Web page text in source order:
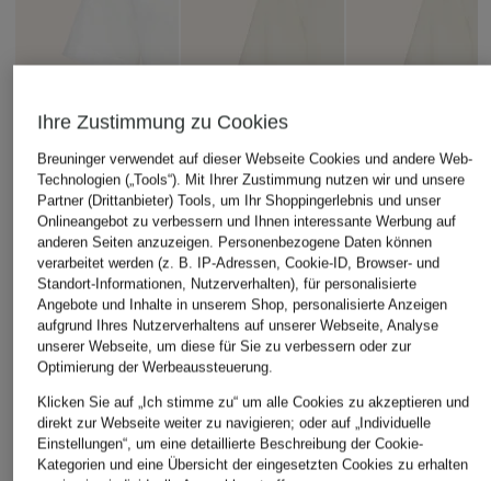
BURBERRY
T-Shirt
390 €
+Aktionsrabatt
AMI PARIS
+Aktionsrabatt
AMI PARIS
Ihre Zustimmung zu Cookies
Breuninger verwendet auf dieser Webseite Cookies und andere Web-
Technologien („Tools“). Mit Ihrer Zustimmung nutzen wir und unsere
Partner (Drittanbieter) Tools, um Ihr Shoppingerlebnis und unser
Onlineangebot zu verbessern und Ihnen interessante Werbung auf
anderen Seiten anzuzeigen. Personenbezogene Daten können
verarbeitet werden (z. B. IP-Adressen, Cookie-ID, Browser- und
Standort-Informationen, Nutzerverhalten), für personalisierte
Angebote und Inhalte in unserem Shop, personalisierte Anzeigen
aufgrund Ihres Nutzerverhaltens auf unserer Webseite, Analyse
unserer Webseite, um diese für Sie zu verbessern oder zur
Optimierung der Werbeaussteuerung.
Klicken Sie auf „Ich stimme zu“ um alle Cookies zu akzeptieren und
direkt zur Webseite weiter zu navigieren; oder auf „Individuelle
Einstellungen“, um eine detaillierte Beschreibung der Cookie-
Kategorien und eine Übersicht der eingesetzten Cookies zu erhalten